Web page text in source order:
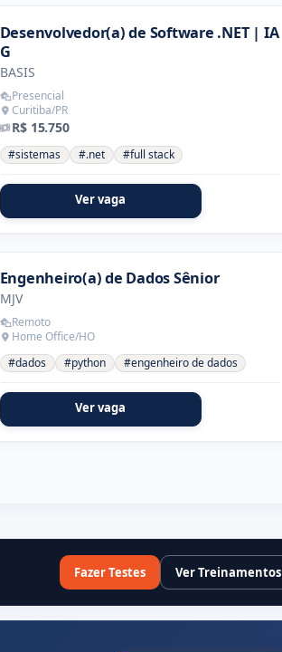
Desenvolvedor(a) de Software .NET | IA
G
BASIS
Presencial
Curitiba/PR
R$ 15.750
#sistemas #.net #full stack
Ver vaga
Engenheiro(a) de Dados Sênior
MJV
Remoto
Home Office/HO
#dados
#python #engenheiro de dados
Ver vaga
Fazer Testes Ver Treinamentos